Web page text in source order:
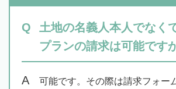
土地の名義人本人でなく
プランの請求は可能です
可能です。その際は請求フォー